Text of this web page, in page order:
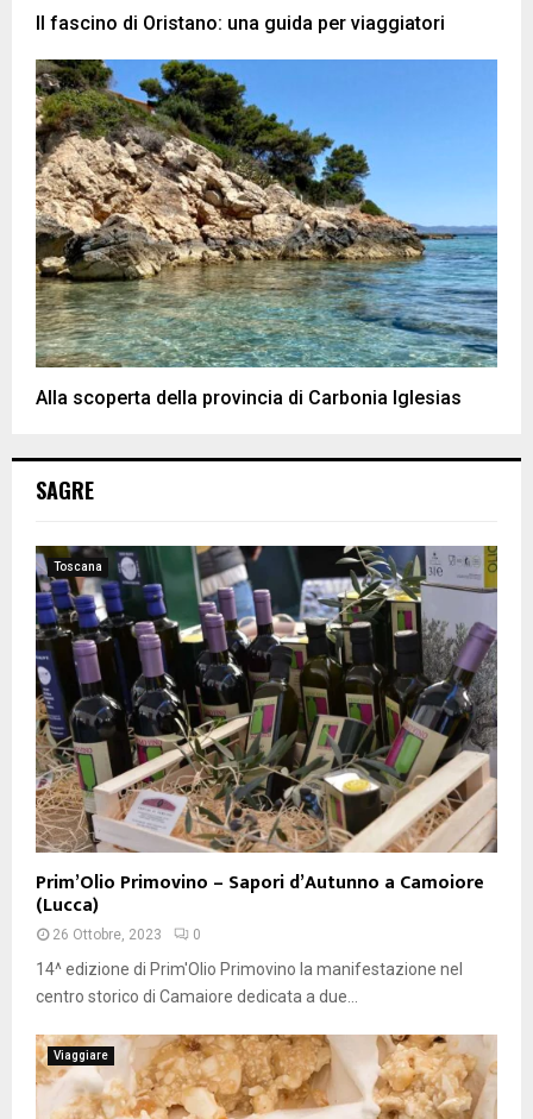
Il fascino di Oristano: una guida per viaggiatori
Alla scoperta della provincia di Carbonia Iglesias
SAGRE
Toscana
Prim’Olio Primovino – Sapori d’Autunno a Camoiore
(Lucca)
26 Ottobre, 2023 0
14^ edizione di Prim'Olio Primovino la manifestazione nel
centro storico di Camaiore dedicata a due...
Viaggiare